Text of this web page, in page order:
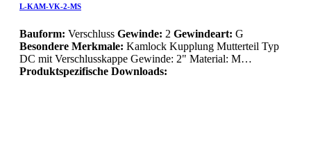
L-KAM-VK-2-MS
Bauform: Verschluss Gewinde: 2 Gewindeart: G
Besondere Merkmale: Kamlock Kupplung Mutterteil Typ
DC mit Verschlusskappe Gewinde: 2" Material: M…
Produktspezifische Downloads: